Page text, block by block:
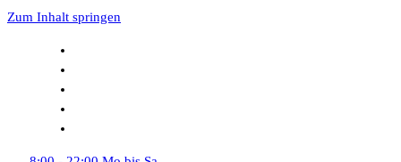
Zum Inhalt springen